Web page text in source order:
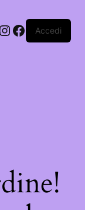
Instagram
Facebook
Accedi